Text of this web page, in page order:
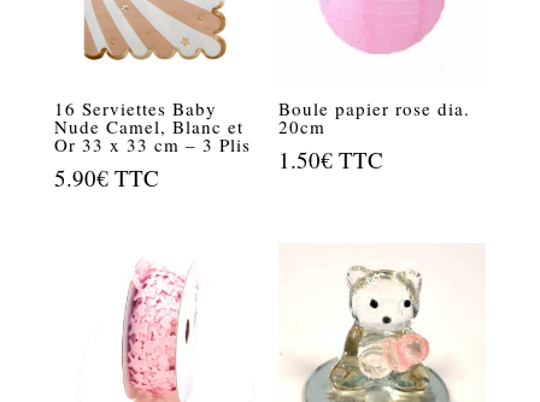
16 Serviettes Baby
Nude Camel, Blanc et
Or 33 x 33 cm – 3 Plis
5.90€ TTC
Boule papier rose dia.
20cm
1.50€ TTC